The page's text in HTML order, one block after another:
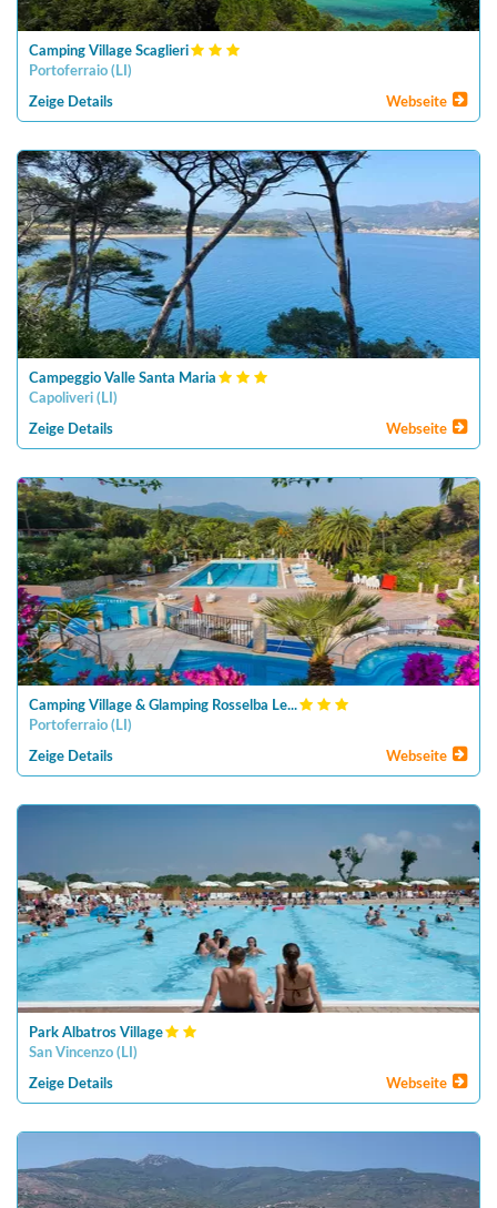
Camping Village Scaglieri
Portoferraio ( LI )
Zeige Details Webseite
Campeggio Valle Santa Maria
Capoliveri ( LI )
Zeige Details Webseite
Camping Village & Glamping Rosselba Le...
Portoferraio ( LI )
Zeige Details Webseite
Park Albatros Village
San Vincenzo ( LI )
Zeige Details Webseite